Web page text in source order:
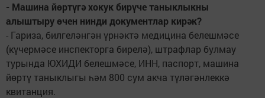
- Машина йөртүгә хокук бирүче таныклыкны
алыштыру өчен нинди документлар кирәк?
- Гариза, билгеләнгән үрнәктә медицина белешмәсе
(күчермәсе инспекторга бирелә), штрафлар булмау
турында ЮХИДИ белешмәсе, ИНН, паспорт, машина
йөртү таныклыгы һәм 800 сум акча түләгәнлеккә
квитанция.